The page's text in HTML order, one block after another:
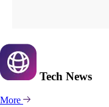
Tech News
More